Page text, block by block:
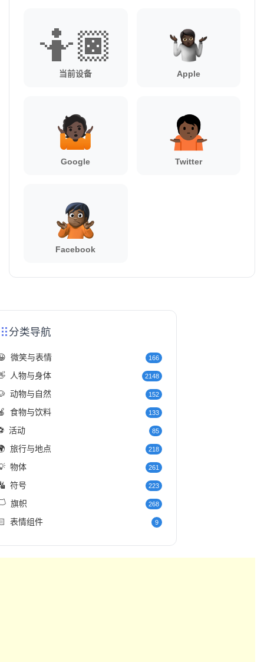
🤷🏿
当前设备 Apple
Google Twitter
Facebook
分类导航
微笑与表情 166
人物与身体 2148
动物与自然 152
食物与饮料 133
活动 85
旅行与地点 218
物体 261
符号 223
旗帜 268
表情组件 9